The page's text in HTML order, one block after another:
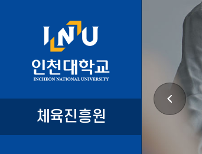
체육진흥원